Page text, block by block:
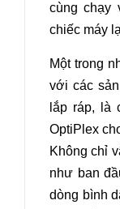
cùng chạy
chiếc máy
Một trong
với các
lắp ráp, là
OptiPlex
Không chỉ
như ban
dòng bình